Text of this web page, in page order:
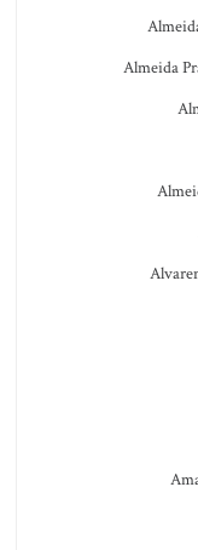
Almeida